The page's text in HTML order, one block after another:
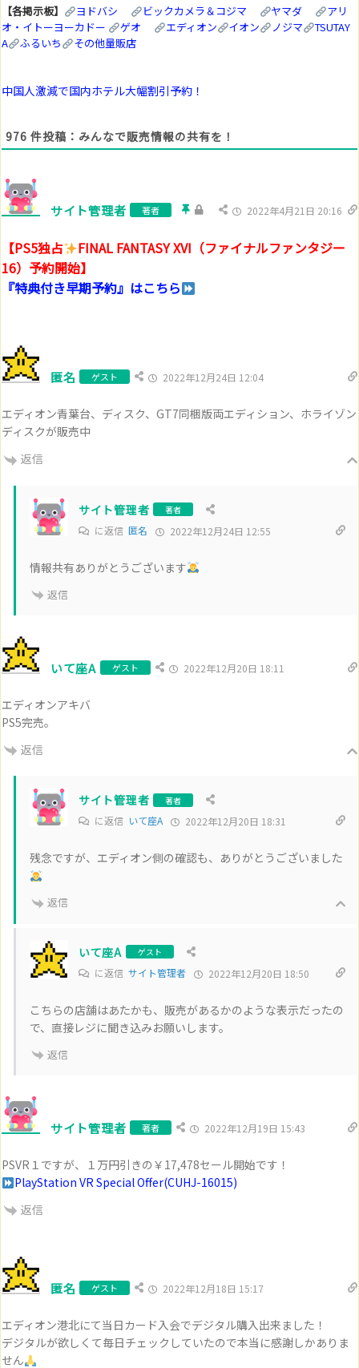
ス
(任
意)
【各掲示板】 ヨドバシ ビックカメラ＆コジマ ヤマダ
アリ
オ・イトーヨーカドー
ゲオ エディオン イオン ノジマ
TSUTAY
A
ふるいち その他量販店
中国人激減で国内ホテル大幅割引予約！
976 件投稿：みんなで販売情報の共有を！
サイト管理者 著者 2022年4月21日 20:16
【PS5独占
FINAL FANTASY XVI（ファイナルファンタジー
16）予約開始】
『特典付き早期予約』はこちら
匿名 ゲスト 2022年12月24日 12:04
エディオン青葉台、ディスク、GT7同梱版両エディション、ホライゾン
ディスクが販売中
返信
サイト管理者 著者
に返信 匿名 2022年12月24日 12:55
情報共有ありがとうございます
返信
いて座A ゲスト 2022年12月20日 18:11
エディオンアキバ
PS5完売。
返信
サイト管理者 著者
に返信 いて座A 2022年12月20日 18:31
残念ですが、エディオン側の確認も、ありがとうございました
返信
いて座A ゲスト
に返信 サイト管理者 2022年12月20日 18:50
こちらの店舗はあたかも、販売があるかのような表示だったの
で、直接レジに聞き込みお願いします。
返信
サイト管理者 著者 2022年12月19日 15:43
PSVR１ですが、１万円引きの￥17,478セール開始です！
PlayStation VR Special Offer(CUHJ-16015)
返信
匿名 ゲスト 2022年12月18日 15:17
エディオン港北にて当日カード入会でデジタル購入出来ました！
デジタルが欲しくて毎日チェックしていたので本当に感謝しかありま
せん